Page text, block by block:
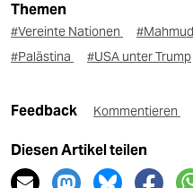
Themen
#Vereinte Nationen
#Palästina
#USA unter Trump
Feedback Kommentieren
Diesen Artikel teilen